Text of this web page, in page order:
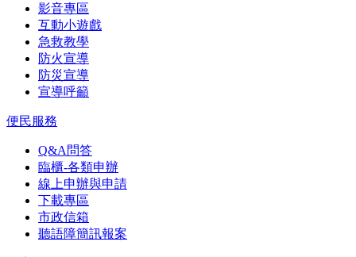
影音專區
互動小遊戲
急救教學
防火宣導
防災宣導
宣導呼籲
便民服務
Q&A問答
臨櫃-各類申辦
線上申辦與申請
下載專區
市政信箱
聽語障簡訊報案